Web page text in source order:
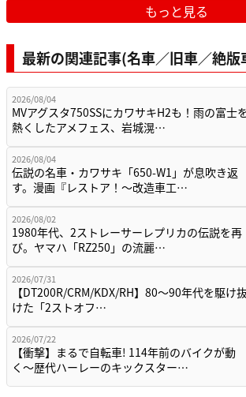
もっと見る
最新の関連記事(名車／旧車／絶版
2026/08/04
MVアグスタ750SSにカワサキH2も！雨の富士
熱くしたアメフェス、岩城滉…
2026/08/04
伝説の名車・カワサキ「650-W1」が息吹き返
す。漫画『レストア！～改造車工…
2026/08/02
1980年代、2ストレーサーレプリカの伝説を再
び。ヤマハ「RZ250」の流麗…
2026/07/31
【DT200R/CRM/KDX/RH】80〜90年代を駆け
けた「2ストオフ…
2026/07/22
【衝撃】まるで自転車! 114年前のバイクが動
く〜歴代ハーレーのキックスター…